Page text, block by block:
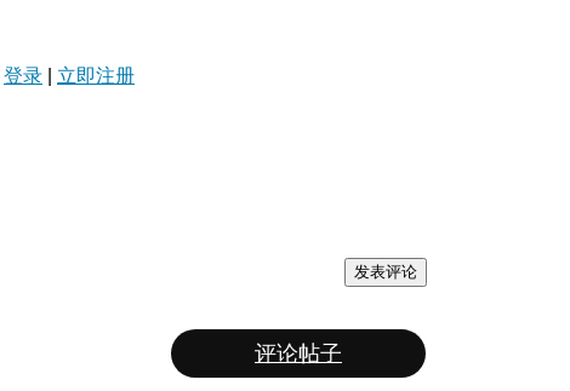
登录 立即注册
发表评论
评论帖子